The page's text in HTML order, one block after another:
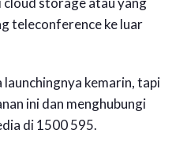
teleconference ke luar
launchingnya kemarin, tapi
ini dan menghubungi
di 1500 595.